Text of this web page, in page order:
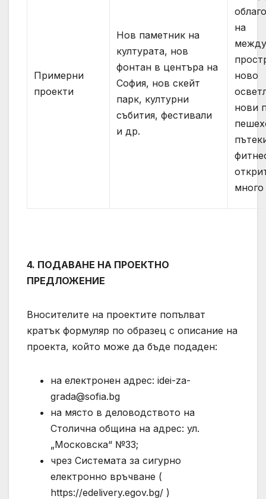
Примерни
проекти
Нов паметник на
културата, нов
фонтан в центъра на
София, нов скейт
парк, културни
събития, фестивали
и др.
на
ново
нови
много
4. ПОДАВАНЕ НА ПРОЕКТНО
ПРЕДЛОЖЕНИЕ
Вносителите на проектите попълват
кратък формуляр по образец с описание на
проекта, който може да бъде подаден:
на електронен адрес: idei-za-
grada@sofia.bg
на място в деловодството на
Столична община на адрес: ул.
„Московска“ №33;
чрез Системата за сигурно
електронно връчване (
https://edelivery.egov.bg/ )